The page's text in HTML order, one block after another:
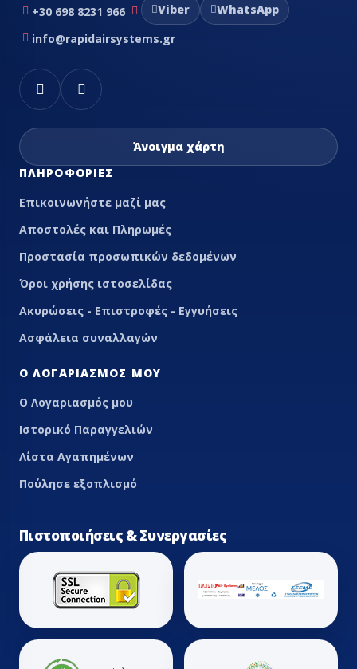
+30 698 8231 966 Viber
WhatsApp
info@rapidairsystems.gr
Άνοιγμα χάρτη
ΠΛΗΡΟΦΟΡΊΕΣ
Επικοινωνήστε μαζί μας
Αποστολές και Πληρωμές
Προστασία προσωπικών δεδομένων
Όροι χρήσης ιστοσελίδας
Ακυρώσεις - Επιστροφές - Εγγυήσεις
Ασφάλεια συναλλαγών
Ο ΛΟΓΑΡΙΑΣΜΌΣ ΜΟΥ
Ο Λογαριασμός μου
Ιστορικό Παραγγελιών
Λίστα Αγαπημένων
Πούλησε εξοπλισμό
Πιστοποιήσεις & Συνεργασίες